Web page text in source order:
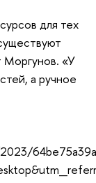
для тех
Моргунов. «У
а ручное